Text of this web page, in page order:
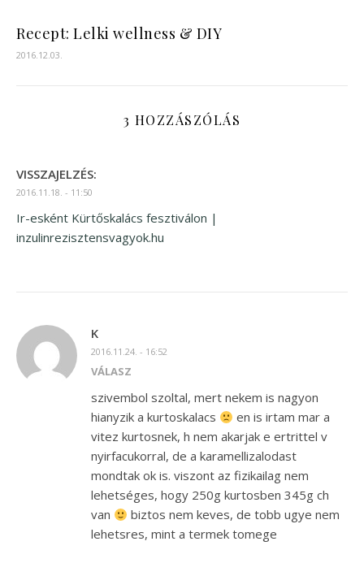
Recept: Lelki wellness & DIY
2016.12.03.
3 HOZZÁSZÓLÁS
VISSZAJELZÉS:
2016.11.18. - 11:50
Ir-esként Kürtőskalács fesztiválon |
inzulinrezisztensvagyok.hu
K
2016.11.24. - 16:52
VÁLASZ
szivembol szoltal, mert nekem is nagyon
hianyzik a kurtoskalacs
en is irtam mar a
vitez kurtosnek, h nem akarjak e ertrittel v
nyirfacukorral, de a karamellizalodast
mondtak ok is. viszont az fizikailag nem
lehetséges, hogy 250g kurtosben 345g ch
van
biztos nem keves, de tobb ugye nem
lehetsres, mint a termek tomege